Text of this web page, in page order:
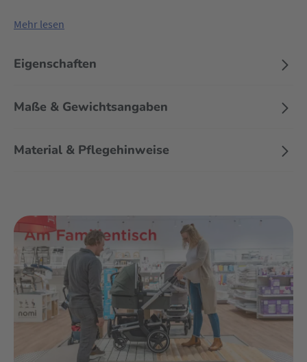
Mehr lesen
Eigenschaften
Maße & Gewichtsangaben
Material & Pflegehinweise